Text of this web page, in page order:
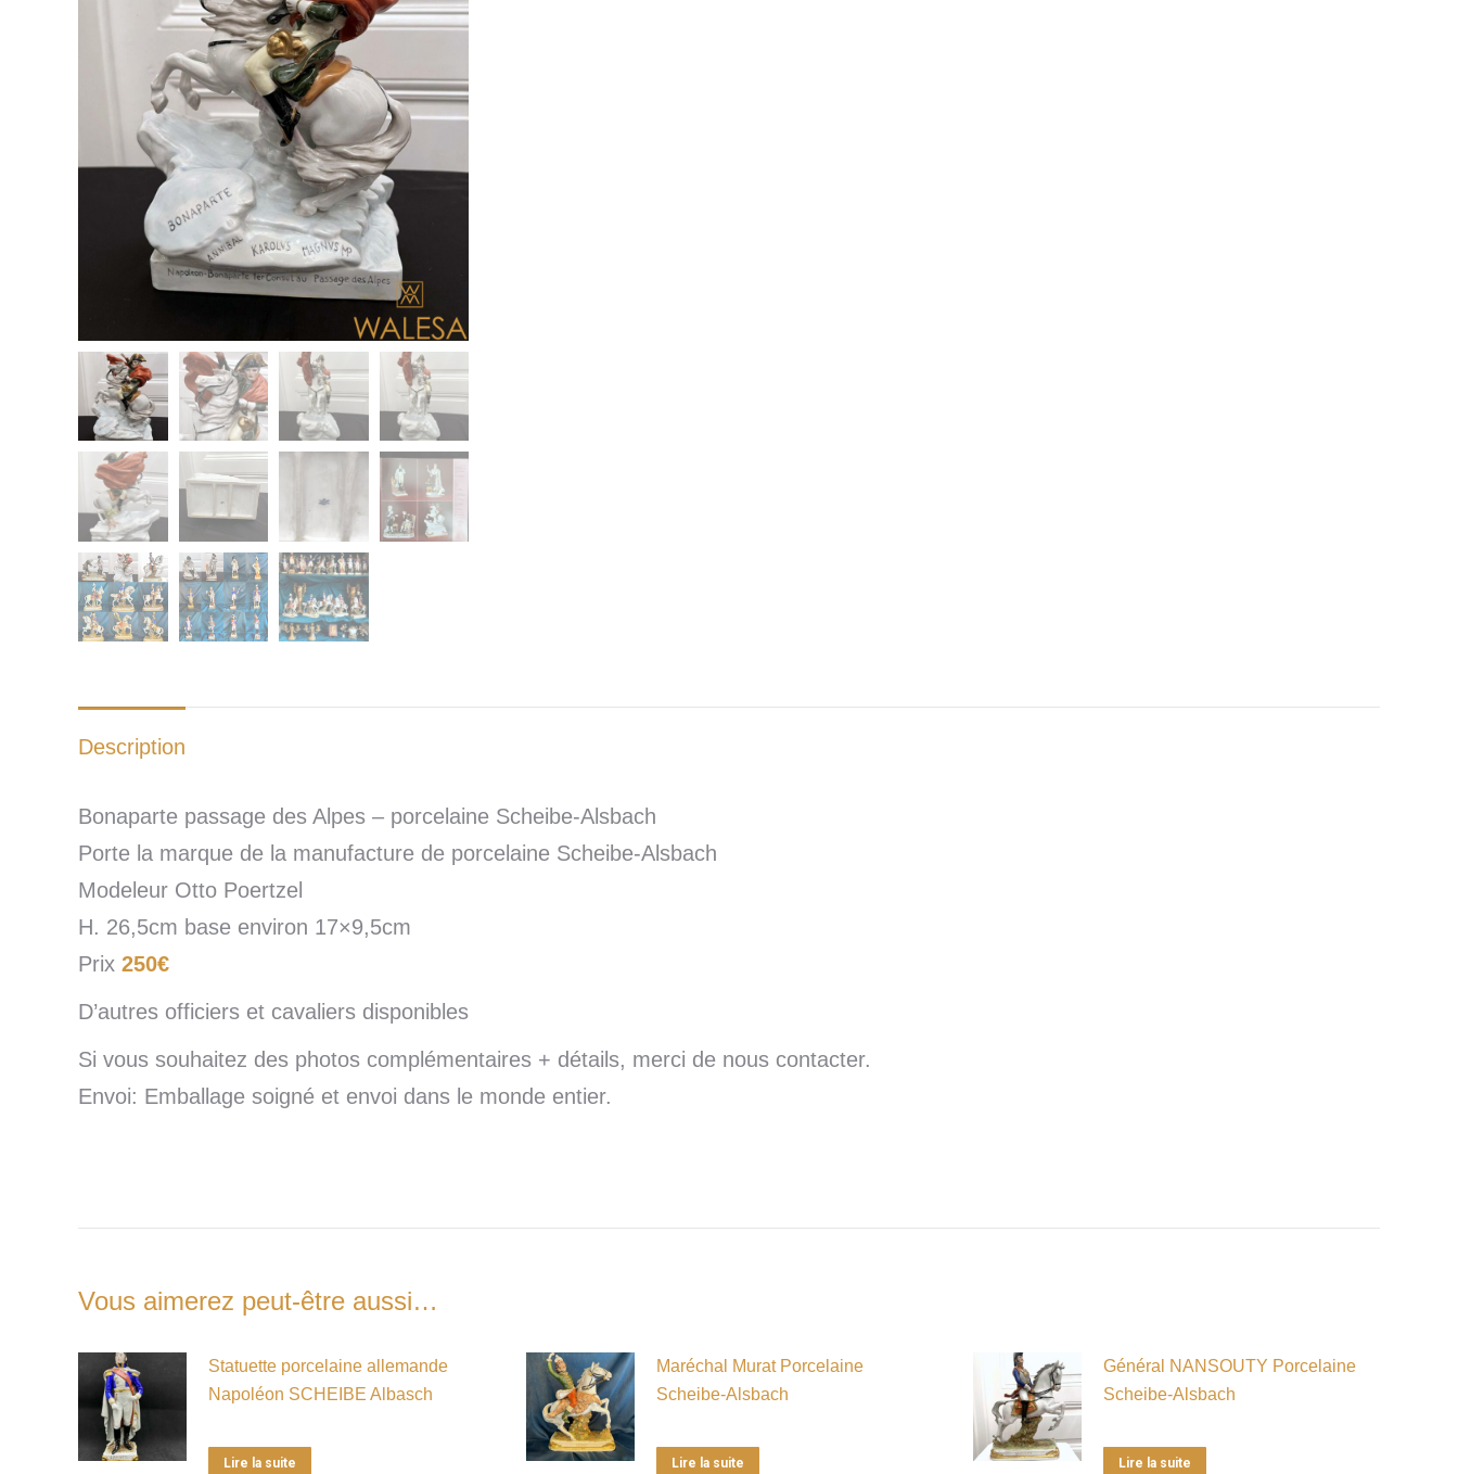
Description
Bonaparte passage des Alpes – porcelaine Scheibe-Alsbach
Porte la marque de la manufacture de porcelaine Scheibe-Alsbach
Modeleur Otto Poertzel
H. 26,5cm base environ 17×9,5cm
Prix 250€
D’autres officiers et cavaliers disponibles
Si vous souhaitez des photos complémentaires + détails, merci de nous contacter.
Envoi: Emballage soigné et envoi dans le monde entier.
Vous aimerez peut-être aussi…
Statuette porcelaine allemande
Napoléon SCHEIBE Albasch
Lire la suite
Maréchal Murat Porcelaine
Scheibe-Alsbach
Lire la suite
Général NANSOUTY Porcelaine
Scheibe-Alsbach
Lire la suite